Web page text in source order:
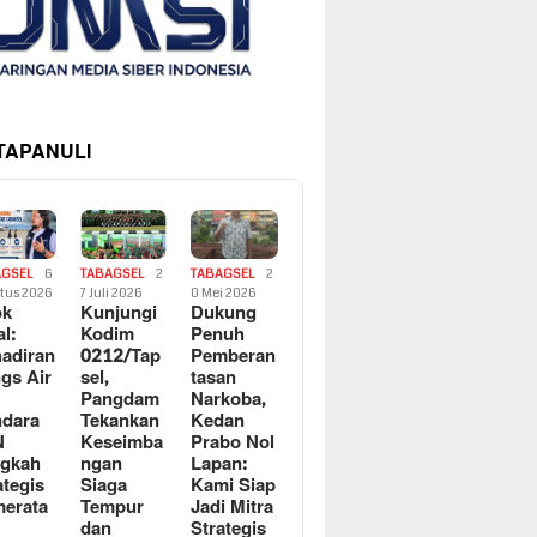
6
2026
Air
TABAGSEL
2
7 Juli 2026
Kunjungi
Kodim
0212/Tap
sel,
Pangdam
Tekankan
Keseimba
ngan
Siaga
Tempur
dan
TABAGSEL
2
0 Mei 2026
Dukung
Penuh
Pemberan
tasan
Narkoba,
Kedan
Prabo Nol
Lapan:
Kami Siap
Jadi Mitra
Strategis